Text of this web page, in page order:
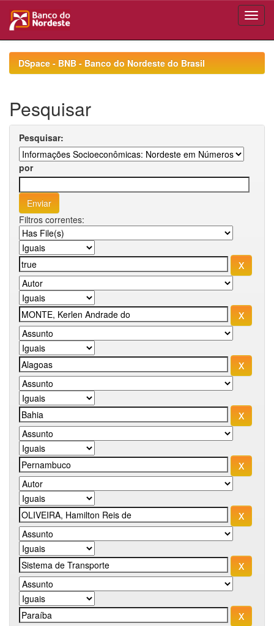
navigationDSpace - BNB - Banco do Nordeste do Brasil
Pesquisar
Pesquisar:
por
Filtros correntes: